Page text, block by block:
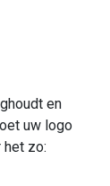
en
uw logo
zo: